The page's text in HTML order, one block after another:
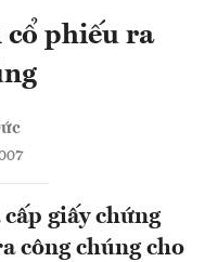
cổ phiếu ra
giấy chứng
công chúng cho